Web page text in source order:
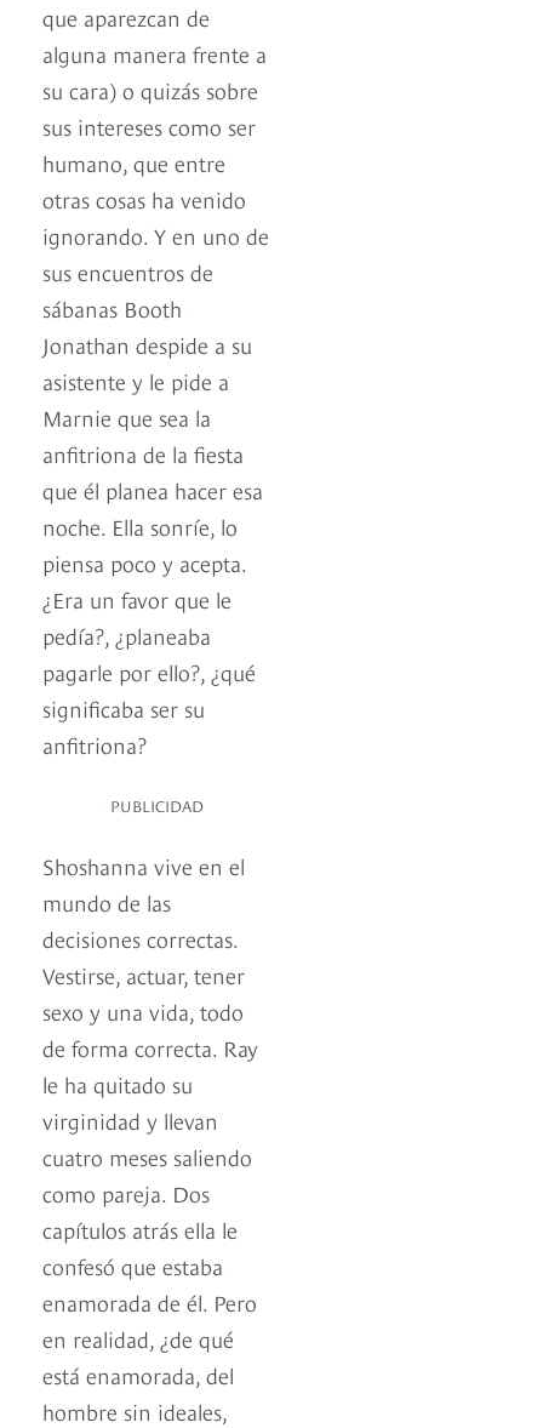
que aparezcan de
alguna manera frente a
su cara) o quizás sobre
sus intereses como ser
humano, que entre
otras cosas ha venido
ignorando. Y en uno de
sus encuentros de
sábanas Booth
Jonathan despide a su
asistente y le pide a
Marnie que sea la
anfitriona de la fiesta
que él planea hacer esa
noche. Ella sonríe, lo
piensa poco y acepta.
¿Era un favor que le
pedía?, ¿planeaba
pagarle por ello?, ¿qué
significaba ser su
anfitriona?
PUBLICIDAD
Shoshanna vive en el
mundo de las
decisiones correctas.
Vestirse, actuar, tener
sexo y una vida, todo
de forma correcta. Ray
le ha quitado su
virginidad y llevan
cuatro meses saliendo
como pareja. Dos
capítulos atrás ella le
confesó que estaba
enamorada de él. Pero
en realidad, ¿de qué
está enamorada, del
hombre sin ideales,